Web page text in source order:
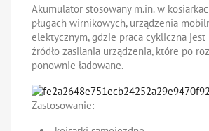
Akumulator stosowany m.in. w
pługach wirnikowych, urządzenia
elektycznym, gdzie praca cykliczna jest
źródło zasilania urządzenia, które po
ponownie ładowane.
Zastosowanie: